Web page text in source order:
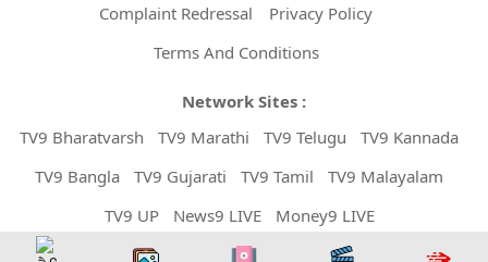
Complaint Redressal
Privacy Policy
Terms And Conditions
Network Sites :
TV9 Bharatvarsh
TV9 Marathi TV9 Telugu
TV9 Kannada
TV9 Bangla
TV9 Gujarati TV9 Tamil
TV9 Malayalam
TV9 UP
News9 LIVE Money9 LIVE